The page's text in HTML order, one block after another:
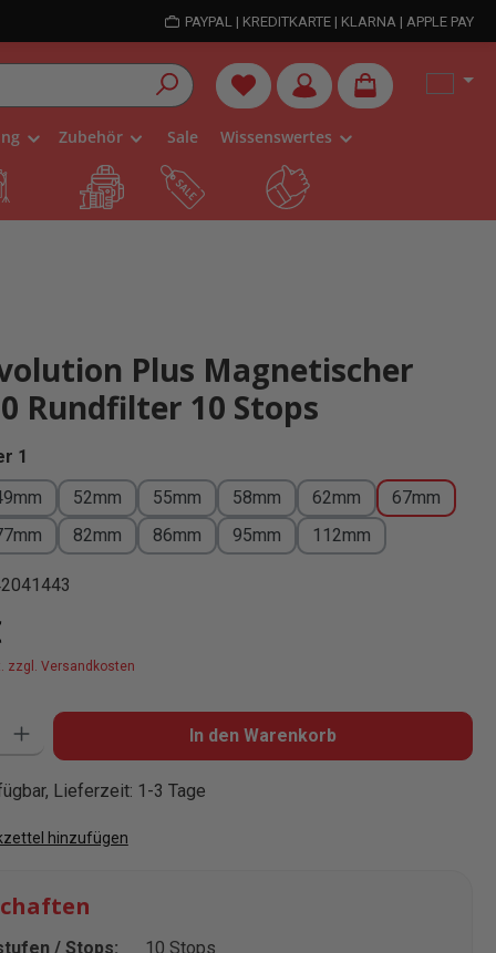
PAYPAL | KREDITKARTE | KLARNA | APPLE PAY
Du hast 0 Produkte auf dem
Zubehör Sale Wissenswertes
Plus Magnetischer
Rundfilter 10 Stops
1
52mm 55mm 58mm 62mm
67mm
82mm 86mm 95mm 112mm
zzgl. Versandkosten
Gib den gewünschten Wert ein oder benutze die Schaltflächen um
In den Warenkorb
Lieferzeit: 1-3 Tage
hinzufügen
/ Stops:
10 Stops